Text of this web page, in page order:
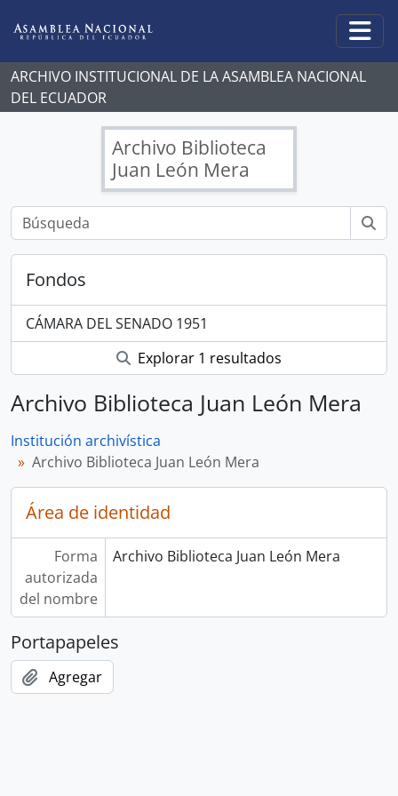
ARCHIVO INSTITUCIONAL DE LA ASAMBLEA NACIONAL
DEL ECUADOR
Archivo Biblioteca
Juan León Mera
Fondos
CÁMARA DEL SENADO 1951
Explorar 1 resultados
Archivo Biblioteca Juan León Mera
Institución archivística
Archivo Biblioteca Juan León Mera
Área de identidad
Forma
autorizada
del nombre
Archivo Biblioteca Juan León Mera
Portapapeles
Agregar